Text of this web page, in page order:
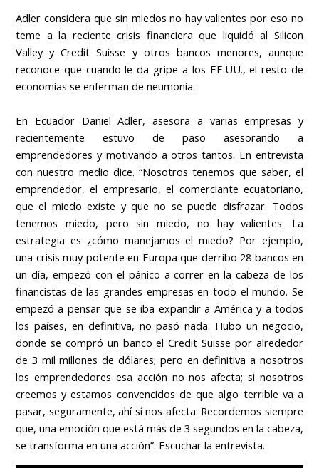
Adler considera que sin miedos no hay valientes por eso no
teme a la reciente crisis financiera que liquidó al Silicon
Valley y Credit Suisse y otros bancos menores, aunque
reconoce que cuando le da gripe a los EE.UU., el resto de
economías se enferman de neumonía.
En Ecuador Daniel Adler, asesora a varias empresas y
recientemente estuvo de paso asesorando a
emprendedores y motivando a otros tantos. En entrevista
con nuestro medio dice. “Nosotros tenemos que saber, el
emprendedor, el empresario, el comerciante ecuatoriano,
que el miedo existe y que no se puede disfrazar. Todos
tenemos miedo, pero sin miedo, no hay valientes. La
estrategia es ¿cómo manejamos el miedo? Por ejemplo,
una crisis muy potente en Europa que derribo 28 bancos en
un día, empezó con el pánico a correr en la cabeza de los
financistas de las grandes empresas en todo el mundo. Se
empezó a pensar que se iba expandir a América y a todos
los países, en definitiva, no pasó nada. Hubo un negocio,
donde se compró un banco el Credit Suisse por alrededor
de 3 mil millones de dólares; pero en definitiva a nosotros
los emprendedores esa acción no nos afecta; si nosotros
creemos y estamos convencidos de que algo terrible va a
pasar, seguramente, ahí sí nos afecta. Recordemos siempre
que, una emoción que está más de 3 segundos en la cabeza,
se transforma en una acción”. Escuchar la entrevista.